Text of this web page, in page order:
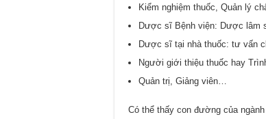
Kiểm nghiệm thuốc, Quản lý
Dược sĩ Bệnh viện: Dược lâm
Dược sĩ tại nhà thuốc: tư vấn
Người giới thiệu thuốc hay
Quản trị, Giảng viên…
Có thể thấy con đường của